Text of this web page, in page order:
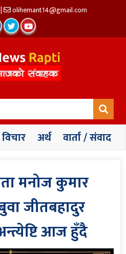
| olihemant14@gmail.com
विचार अर्थ वार्ता / संवाद
मनोज कुमार
जीतबहादुर
आज हुँदै